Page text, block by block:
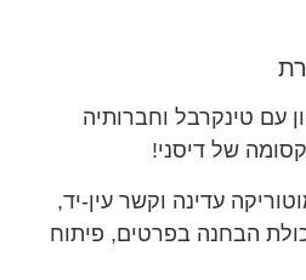
עם טינקרבל וחברותיה
של דיסני!
עדינה וקשר עין-יד,
הבחנה בפרטים, פיתוח